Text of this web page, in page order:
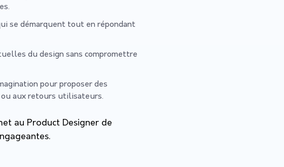
se démarquent tout en répondant
du design sans compromettre
pour proposer des
aux retours utilisateurs.
au Product Designer de